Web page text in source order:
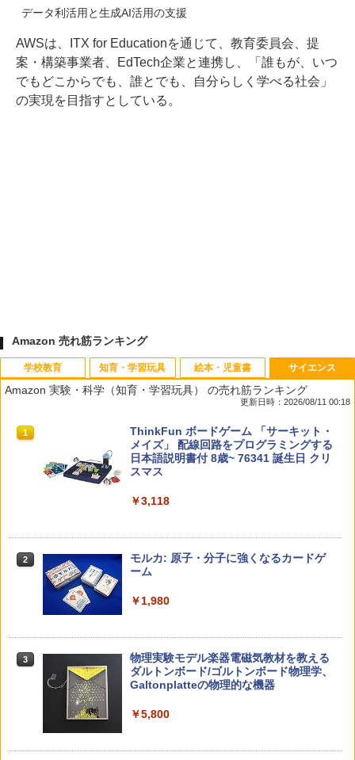
データ利活用と生成AI活用の支援
AWSは、ITX for Educationを通じて、教育委員会、提
案・構築事業者、EdTech企業と連携し、「誰もが、いつ
でもどこからでも、誰とでも、自分らしく学べる社会」
の実現を目指すとしている。
Amazon 売れ筋ランキング
学校教育
1 教育者のためのコーチング入門
￥2,530
カウンセリングとは何か 変化するという
こと (講談社現代新書 2787)
3 先生のためのGoogle AI完全攻略図鑑
￥-
知育・学習玩具
1
【くもん出版公式特別セット】くもん出
版(KUMON PUBLISHING) くもんの日本
地図パズル 日本の世界遺産すごろく付き
知育玩具 おもちゃ 5歳以上 KUMON PN-
パイロット スイスイおえかき for Study
な・カタカナ・すうじ・ABC 3歳以上 知
￥2,073
カル国旗パズル 知育玩具 おもちゃ 4歳以
￥2,127
絵本・児童書
1
タッチペンで音が聞ける!はじめてずかん
1000 英語つき ([バラエティ])
￥5,478
2
中学英語をもう一度ひとつひとつわかり
￥2,750
￥4,290
サイエンス
Amazon 実験・科学（知育・学習玩具） の売れ筋ランキング
更新日時：2026/08/11 00:18
1
ThinkFun ボードゲーム 「サーキット・
メイズ」 配線回路をプログラミングする
日本語説明書付 8歳~ 76341 誕生日 クリ
スマス
￥3,118
2
モルカ: 原子・分子に強くなるカードゲ
ーム
￥1,980
3
物理実験モデル楽器電磁気教材を教える
ダルトンボード/ゴルトンボード物理学、
Galtonplatteの物理的な機器
￥5,800